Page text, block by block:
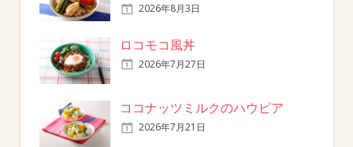
2026年8月3日
ロコモコ風丼
2026年7月27日
ココナッツミルクのハウピア
2026年7月21日